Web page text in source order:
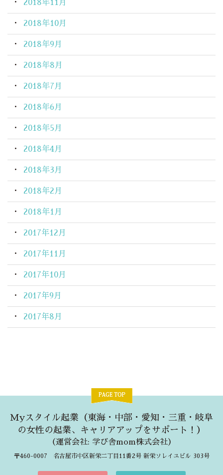
2018年11月
2018年10月
2018年9月
2018年8月
2018年7月
2018年6月
2018年5月
2018年4月
2018年3月
2018年2月
2018年1月
2017年12月
2017年11月
2017年10月
2017年9月
2017年8月
Myスタイル起業（東海・中部・愛知・三重・岐阜
の女性の起業、キャリアアップをサポート！）
（運営会社: 学び舎mom株式会社）
〒460-0007 名古屋市中区新栄二丁目11番2号 新栄ソレイユビル 303号